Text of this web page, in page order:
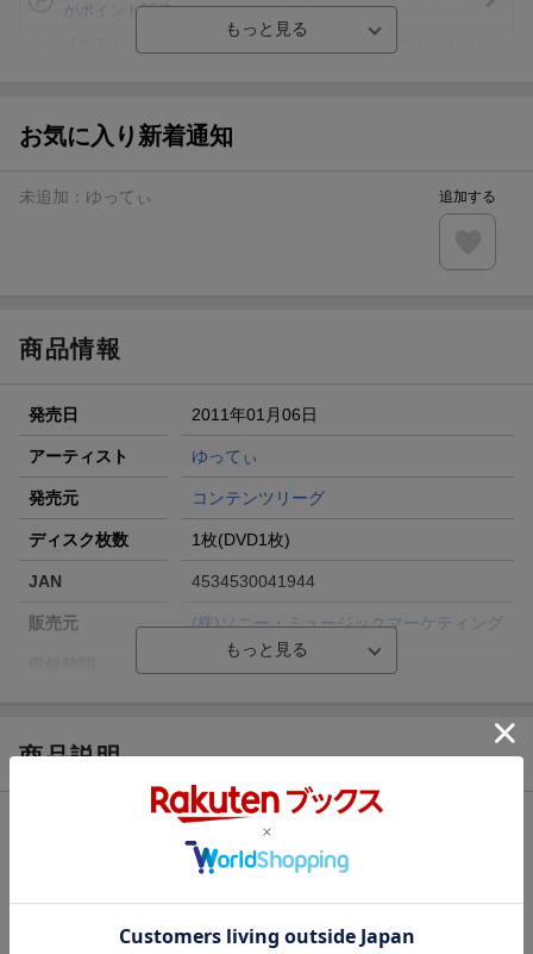
がポイント20倍
ト山分け
エントリー＆3,000円以上購入で無料データSIM（3GB/月プ
お気に入り新着通知
未追加： ゆってぃ 追加する
商品情報
発売日 2011年01月06日
アーティスト ゆってぃ
発売元 コンテンツリーグ
ディスク枚数 1枚(DVD1枚)
JAN 4534530041944
販売元 (株)ソニー・ミュージックマーケティング
画面サイズ
カラー
日本語(オリジナル言語)
ドルビーデジタルステレオ(オリジナル音声
日本
商品説明
撮りおろしオリジナル